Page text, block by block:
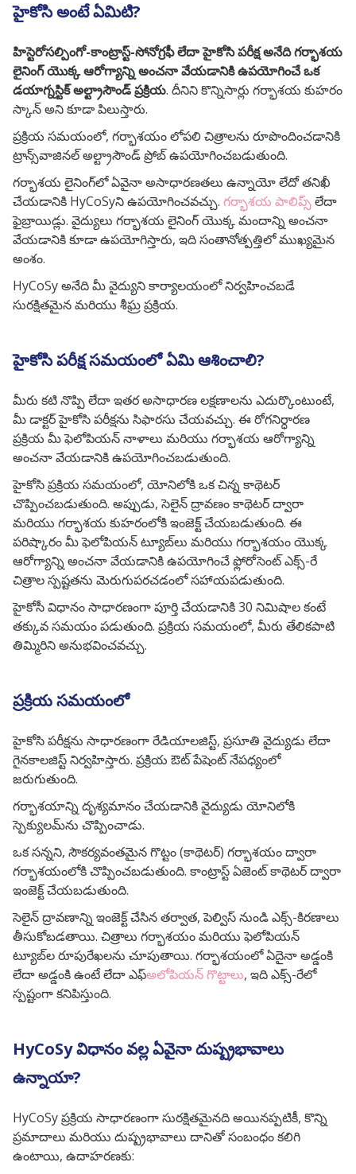
హైకోసి అంటే ఏమిటి?
హిస్టెరోసల్పింగో-కాంట్రాస్ట్-సోనోగ్రఫీ లేదా హైకోసి పరీక్ష అనేది గర్భాశయ
లైనింగ్ యొక్క ఆరోగ్యాన్ని అంచనా వేయడానికి ఉపయోగించే ఒక
డయాగ్నస్టిక్ అల్ట్రాసౌండ్ ప్రక్రియ. దీనిని కొన్నిసార్లు గర్భాశయ కుహరం
స్కాన్ అని కూడా పిలుస్తారు.
ప్రక్రియ సమయంలో, గర్భాశయం లోపలి చిత్రాలను రూపొందించడానికి
ట్రాన్స్‌వాజినల్ అల్ట్రాసౌండ్ ప్రోబ్ ఉపయోగించబడుతుంది.
గర్భాశయ లైనింగ్‌లో ఏవైనా అసాధారణతలు ఉన్నాయో లేదో తనిఖీ
చేయడానికి HyCoSyని ఉపయోగించవచ్చు. గర్భాశయ పాలిప్స్లేదా
ఫైబ్రాయిడ్లు. వైద్యులు గర్భాశయ లైనింగ్ యొక్క మందాన్ని అంచనా
వేయడానికి కూడా ఉపయోగిస్తారు, ఇది సంతానోత్పత్తిలో ముఖ్యమైన
అంశం.
HyCoSy అనేది మీ వైద్యుని కార్యాలయంలో నిర్వహించబడే
సురక్షితమైన మరియు శీఘ్ర ప్రక్రియ.
హైకోసి పరీక్ష సమయంలో ఏమి ఆశించాలి?
మీరు కటి నొప్పి లేదా ఇతర అసాధారణ లక్షణాలను ఎదుర్కొంటుంటే,
మీ డాక్టర్ హైకోసి పరీక్షను సిఫారసు చేయవచ్చు. ఈ రోగనిర్ధారణ
ప్రక్రియ మీ ఫెలోపియన్ నాళాలు మరియు గర్భాశయ ఆరోగ్యాన్ని
అంచనా వేయడానికి ఉపయోగించబడుతుంది.
హైకోసి ప్రక్రియ సమయంలో, యోనిలోకి ఒక చిన్న కాథెటర్
చొప్పించబడుతుంది. అప్పుడు, సెలైన్ ద్రావణం కాథెటర్ ద్వారా
మరియు గర్భాశయ కుహరంలోకి ఇంజెక్ట్ చేయబడుతుంది. ఈ
పరిష్కారం మీ ఫెలోపియన్ ట్యూబ్‌లు మరియు గర్భాశయం యొక్క
ఆరోగ్యాన్ని అంచనా వేయడానికి ఉపయోగించే ఫ్లోరోసెంట్ ఎక్స్-రే
చిత్రాల స్పష్టతను మెరుగుపరచడంలో సహాయపడుతుంది.
హైకోసీ విధానంసాధారణంగా పూర్తి చేయడానికి 30 నిమిషాల కంటే
తక్కువ సమయం పడుతుంది. ప్రక్రియ సమయంలో, మీరు తేలికపాటి
తిమ్మిరిని అనుభవించవచ్చు.
ప్రక్రియ సమయంలో
హైకోసి పరీక్షను సాధారణంగా రేడియాలజిస్ట్, ప్రసూతి వైద్యుడు లేదా
గైనకాలజిస్ట్ నిర్వహిస్తారు. ప్రక్రియ ఔట్ పేషెంట్ నేపధ్యంలో
జరుగుతుంది.
గర్భాశయాన్ని దృశ్యమానం చేయడానికి వైద్యుడు యోనిలోకి
స్పెక్యులమ్‌ను చొప్పించాడు.
ఒక సన్నని, సౌకర్యవంతమైన గొట్టం (కాథెటర్) గర్భాశయం ద్వారా
గర్భాశయంలోకి చొప్పించబడుతుంది. కాంట్రాస్ట్ ఏజెంట్ కాథెటర్ ద్వారా
ఇంజెక్ట్ చేయబడుతుంది.
సెలైన్ ద్రావణాన్ని ఇంజెక్ట్ చేసిన తర్వాత, పెల్విస్ నుండి ఎక్స్-కిరణాలు
తీసుకోబడతాయి. చిత్రాలు గర్భాశయం మరియు ఫెలోపియన్
ట్యూబ్‌ల రూపురేఖలను చూపుతాయి. గర్భాశయంలో ఏదైనా అడ్డంకి
లేదా అడ్డంకి ఉంటే లేదా ఎఫ్అలోపియన్ గొట్టాలు, ఇది ఎక్స్-రేలో
స్పష్టంగా కనిపిస్తుంది.
HyCoSy విధానం వల్ల ఏవైనా దుష్ప్రభావాలు
ఉన్నాయా?
HyCoSy ప్రక్రియ సాధారణంగా సురక్షితమైనది అయినప్పటికీ, కొన్ని
ప్రమాదాలు మరియు దుష్ప్రభావాలు దానితో సంబంధం కలిగి
ఉంటాయి, ఉదాహరణకు: